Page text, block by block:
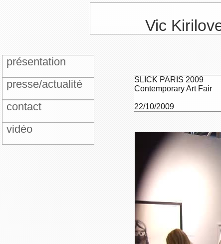
présentation
presse/actualité
contact
vidéo
Vic
SLICK PARIS 2009
Contemporary Art Fair
22/10/2009